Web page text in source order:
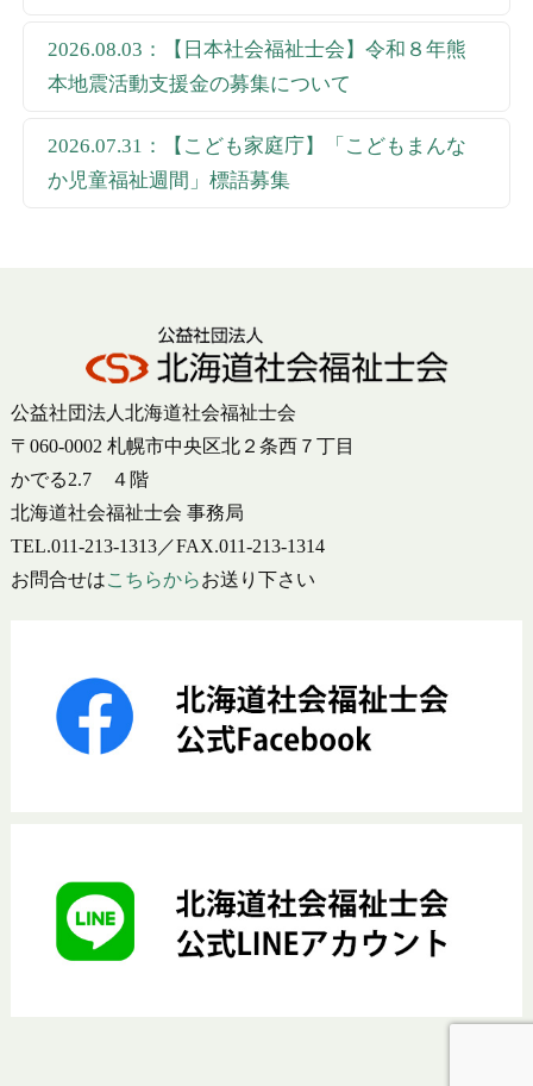
2026.08.03：【日本社会福祉士会】令和８年熊
本地震活動支援金の募集について
2026.07.31：【こども家庭庁】「こどもまんな
か児童福祉週間」標語募集
公益社団法人北海道社会福祉士会
〒060-0002 札幌市中央区北２条西７丁目
かでる2.7 ４階
北海道社会福祉士会 事務局
TEL.011-213-1313／FAX.011-213-1314
お問合せはこちらからお送り下さい